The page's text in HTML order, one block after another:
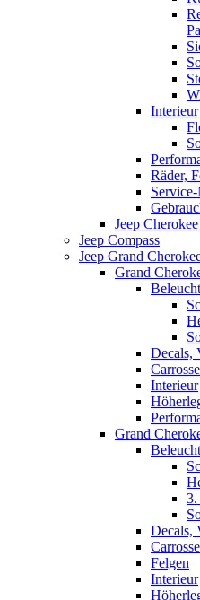
Interieur
Räder,
Jeep
Jeep Compass
Jeep Grand
Grand
Decals,
Interieur
Grand
3.
Decals,
Felgen
Interieur